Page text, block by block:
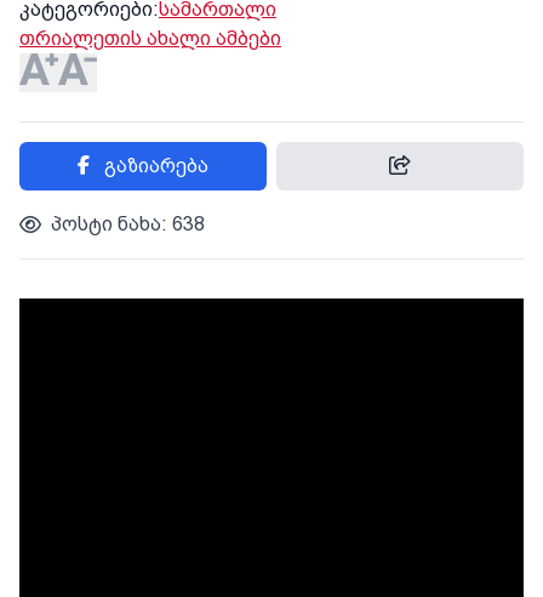
კატეგორიები:სამართალი
თრიალეთის ახალი ამბები
გაზიარება
პოსტი ნახა: 638